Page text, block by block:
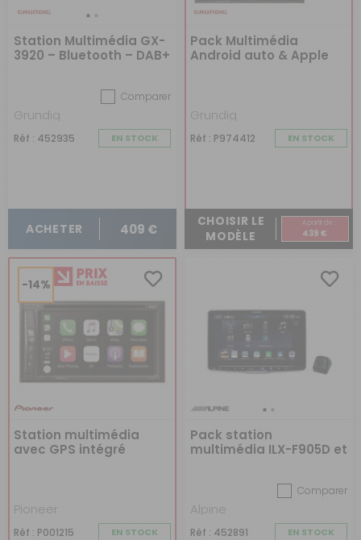
Station Multimédia GX-
3920 – Bluetooth – DAB+
Comparer
Grundig
Réf : 452935 EN STOCK
ACHETER 409 €
Pack Multimédia
Android auto & Apple
Grundig
Réf : P974412 EN STOCK
CHOISIR LE
MODÈLE
A partir de :
439 €
-14%
Station multimédia
avec GPS intégré
Pioneer
Réf : P001215 EN STOCK
Pack station
multimédia ILX-F905D et
Comparer
Alpine
Réf : 452891 EN STOCK